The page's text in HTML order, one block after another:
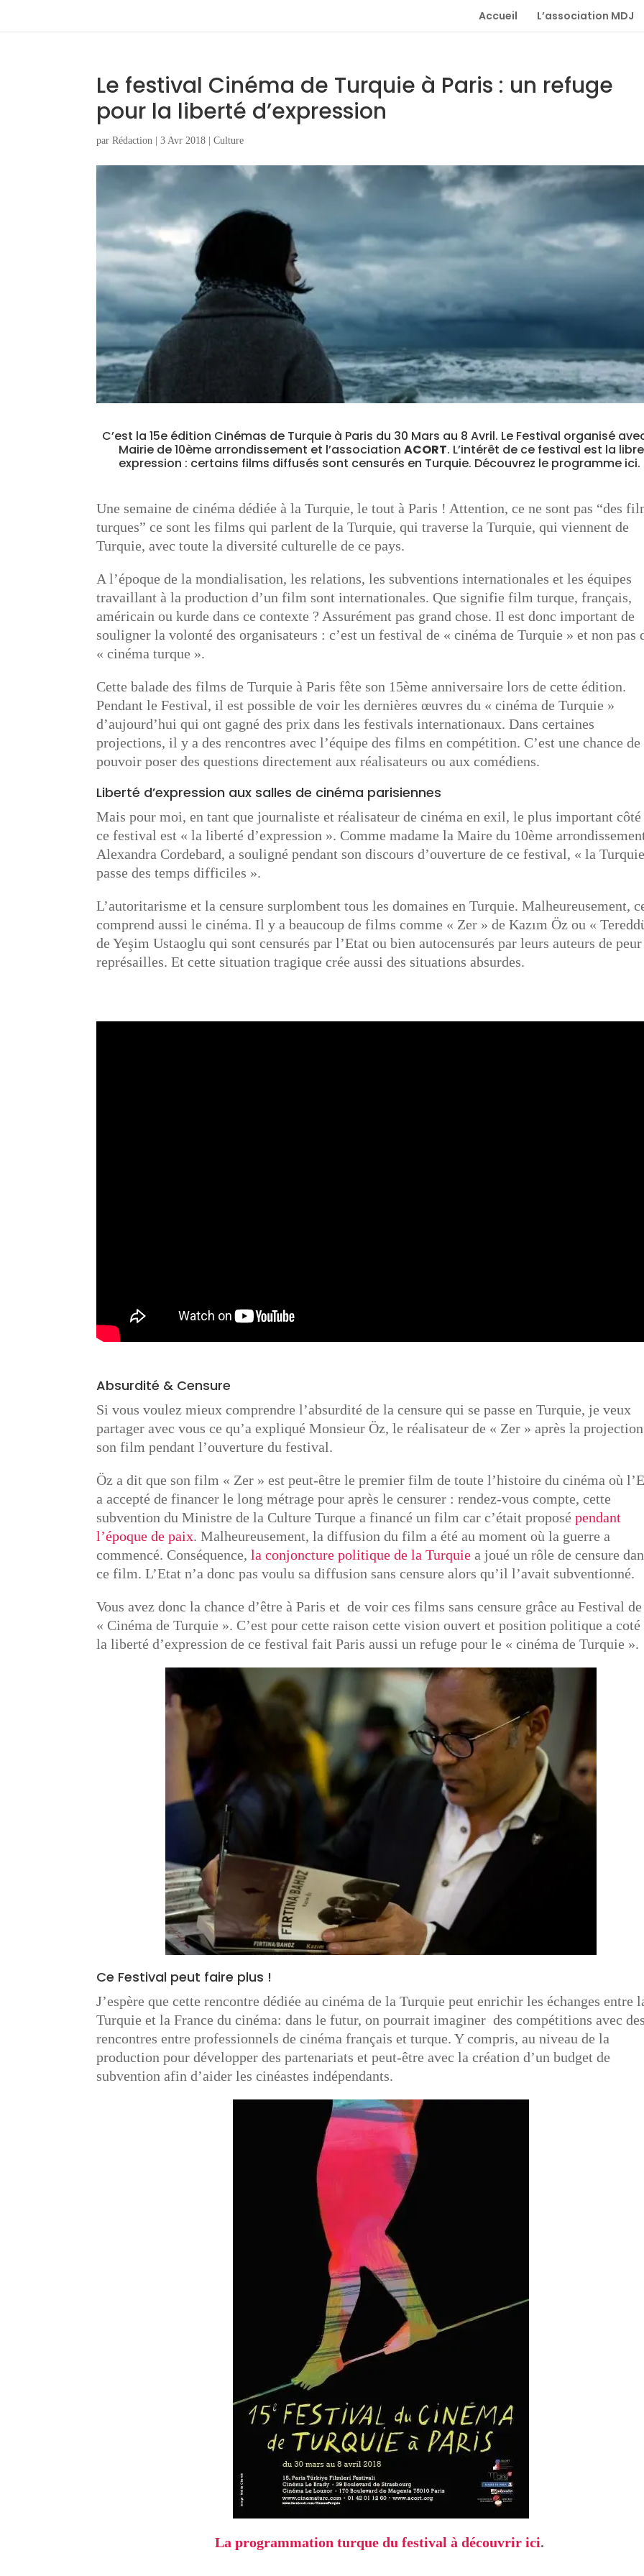
Accueil L’association MDJ
Le festival Cinéma de Turquie à Paris : un refuge
pour la liberté d’expression
parRédaction |3 Avr 2018 |Culture
C’est la 15e édition Cinémas de Turquie à Paris du 30 Mars au 8 Avril. Le Festival organisé
Mairie de 10ème arrondissement et l’association ACORT. L’intérêt de ce festival est la libre
expression : certains films diffusés sont censurés en Turquie. Découvrez le programme ici.
Une semaine de cinéma dédiée à la Turquie, le tout à Paris ! Attention, ce ne sont pas “des
turques” ce sont les films qui parlent de la Turquie, qui traverse la Turquie, qui viennent de
Turquie, avec toute la diversité culturelle de ce pays.
A l’époque de la mondialisation, les relations, les subventions internationales et les équipes
travaillant à la production d’un film sont internationales. Que signifie film turque, français,
américain ou kurde dans ce contexte ? Assurément pas grand chose. Il est donc important de
souligner la volonté des organisateurs : c’est un festival de « cinéma de Turquie » et non pas
« cinéma turque ».
Cette balade des films de Turquie à Paris fête son 15ème anniversaire lors de cette édition.
Pendant le Festival, il est possible de voir les dernières œuvres du « cinéma de Turquie »
d’aujourd’hui qui ont gagné des prix dans les festivals internationaux. Dans certaines
projections, il y a des rencontres avec l’équipe des films en compétition. C’est une chance de
pouvoir poser des questions directement aux réalisateurs ou aux comédiens.
Liberté d’expression aux salles de cinéma parisiennes
Mais pour moi, en tant que journaliste et réalisateur de cinéma en exil, le plus important côté
ce festival est « la liberté d’expression ». Comme madame la Maire du 10ème
Alexandra Cordebard, a souligné pendant son discours d’ouverture de ce festival, « la
passe des temps difficiles ».
L’autoritarisme et la censure surplombent tous les domaines en Turquie. Malheureusement,
comprend aussi le cinéma. Il y a beaucoup de films comme « Zer » de Kazım Öz ou «
de Yeşim Ustaoglu qui sont censurés par l’Etat ou bien autocensurés par leurs auteurs de
représailles. Et cette situation tragique crée aussi des situations absurdes.
Absurdité & Censure
Si vous voulez mieux comprendre l’absurdité de la censure qui se passe en Turquie, je veux
partager avec vous ce qu’a expliqué Monsieur Öz, le réalisateur de « Zer » après la
son film pendant l’ouverture du festival.
Öz a dit que son film « Zer » est peut-être le premier film de toute l’histoire du cinéma où
a accepté de financer le long métrage pour après le censurer : rendez-vous compte, cette
subvention du Ministre de la Culture Turque a financé un film car c’était proposépendant
l’époque de paix. Malheureusement, la diffusion du film a été au moment où la guerre a
commencé. Conséquence,la conjoncture politique de la Turquie a joué un rôle de censure
ce film. L’Etat n’a donc pas voulu sa diffusion sans censure alors qu’il l’avait subventionné.
Vous avez donc la chance d’être à Paris et de voir ces films sans censure grâce au Festival de
« Cinéma de Turquie ». C’est pour cette raison cette vision ouvert et position politique a coté
la liberté d’expression de ce festival fait Paris aussi un refuge pour le « cinéma de Turquie ».
Ce Festival peut faire plus !
J’espère que cette rencontre dédiée au cinéma de la Turquie peut enrichir les échanges entre
Turquie et la France du cinéma: dans le futur, on pourrait imaginer des compétitions avec
rencontres entre professionnels de cinéma français et turque. Y compris, au niveau de la
production pour développer des partenariats et peut-être avec la création d’un budget de
subvention afin d’aider les cinéastes indépendants.
La programmation turque du festival à découvrir ici.